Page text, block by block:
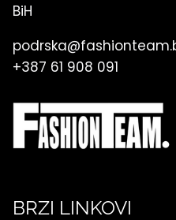
BiH
+387 61 908 091
BRZI LINKOVI